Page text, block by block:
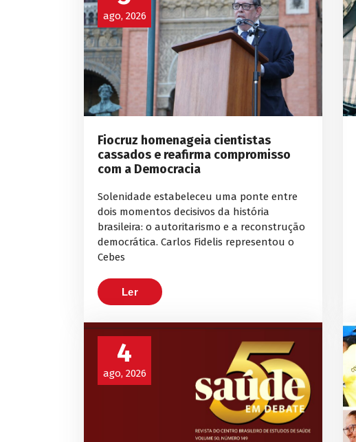
ago, 2026
Fiocruz homenageia cientistas
cassados e reafirma compromisso
com a Democracia
Solenidade estabeleceu uma ponte entre
dois momentos decisivos da história
brasileira: o autoritarismo e a reconstrução
democrática. Carlos Fidelis representou o
Cebes
Ler
4
ago, 2026